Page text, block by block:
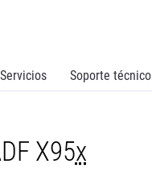
Servicios Soporte técnico
X95x